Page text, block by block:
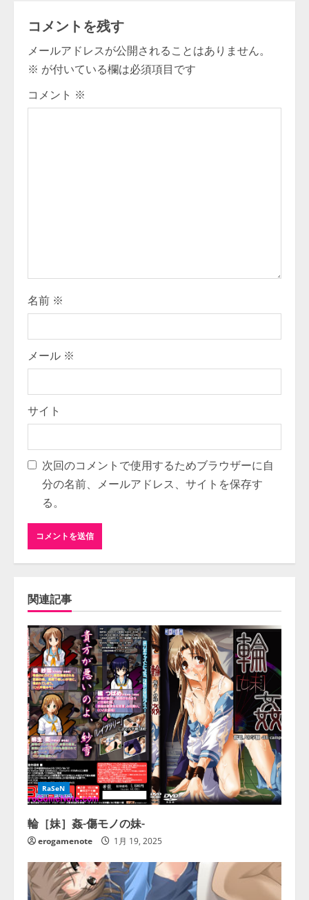
n
u
e
n
g
コメントを残す
メールアドレスが公開されることはありません。
※ が付いている欄は必須項目です
コメント ※
名前 ※
メール ※
サイト
次回のコメントで使用するためブラウザーに自
分の名前、メールアドレス、サイトを保存す
る。
関連記事
RaSeN
輪［妹］姦-傷モノの妹-
erogamenote 1月 19, 2025